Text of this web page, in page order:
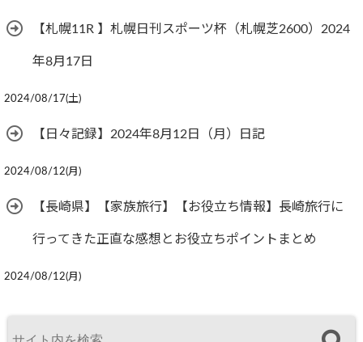
【札幌11R 】札幌日刊スポーツ杯（札幌芝2600）2024
年8月17日
2024/08/17(土)
【日々記録】2024年8月12日（月）日記
2024/08/12(月)
【長崎県】【家族旅行】【お役立ち情報】長崎旅行に
行ってきた正直な感想とお役立ちポイントまとめ
2024/08/12(月)